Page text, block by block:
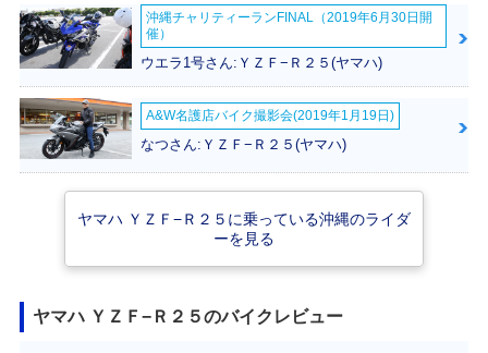
定仕様
2021年 YZF-R25 A
BS・カラーチェン
2020年 YZF-R25 A
BS・カラーチェン
2020年 YZF-R2
5・カラーチェンジ
沖縄チャリティーランFINAL（2019年6月30日開
催）
ウエラ1号さん:ＹＺＦ−Ｒ２５(ヤマハ)
A&W名護店バイク撮影会(2019年1月19日)
なつさん:ＹＺＦ−Ｒ２５(ヤマハ)
ヤマハ ＹＺＦ−Ｒ２５に乗っている沖縄のライダ
ーを見る
ヤマハ ＹＺＦ−Ｒ２５のバイクレビュー